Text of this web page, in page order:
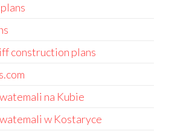
construction plans
na Kubie
w Kostaryce